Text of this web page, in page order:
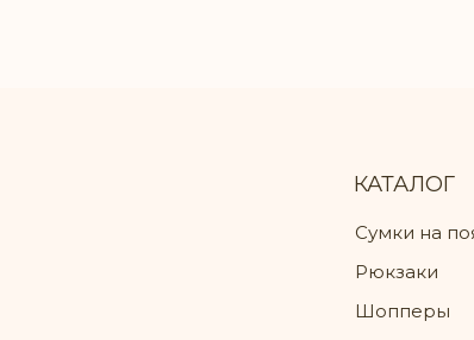
КАТАЛОГ
Сумки на
Рюкзаки
Шопперы